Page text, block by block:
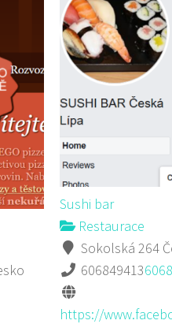
Sushi bar
Restaurace
Sokolská 264
606849413
https://